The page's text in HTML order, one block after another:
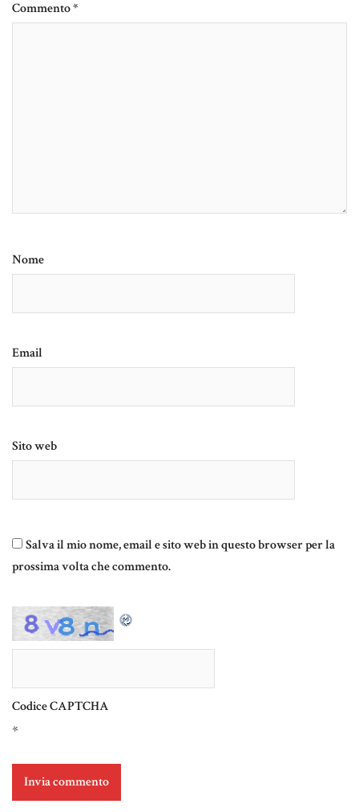
Commento*
Nome
Email
Sito web
Salva il mio nome, email e sito web in questo browser per la
prossima volta che commento.
Codice CAPTCHA
*